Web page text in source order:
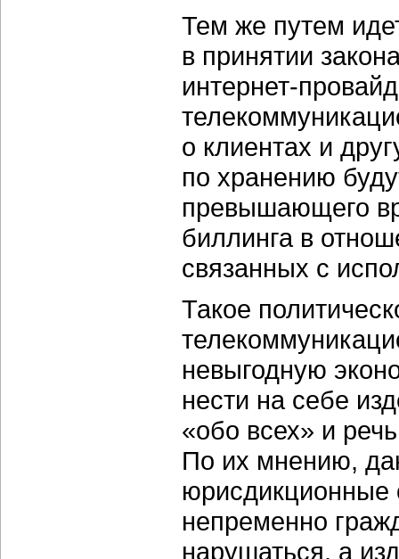
Тем же путем
в принятии
интернет-
о клиентах и
по хранению
превышающего
биллинга в
связанных с
Такое
невыгодную
нести на себе
«обо всех» и
По их мнению,
юрисдикционные
непременно
нарушаться, а